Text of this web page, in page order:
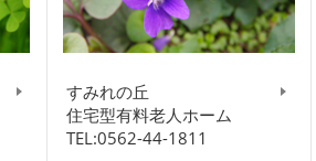
すみれの丘
住宅型有料老人ホーム
TEL:0562-44-1811